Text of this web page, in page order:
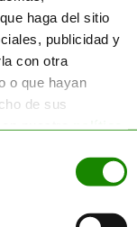
haga del sitio
publicidad y
con otra
o que hayan
de sus